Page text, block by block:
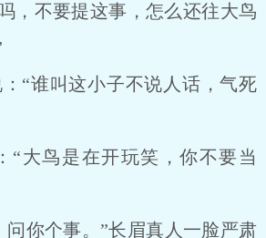
，不要提这事，怎么还往大鸟
谁叫这小子不说人话，气死
鸟是在开玩笑，你不要当
你个事。”长眉真人一脸严肃